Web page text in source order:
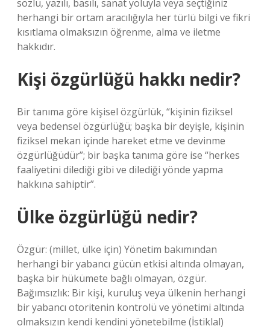
sözlü, yazılı, basılı, sanat yoluyla veya seçtiğiniz
herhangi bir ortam aracılığıyla her türlü bilgi ve fikri
kısıtlama olmaksızın öğrenme, alma ve iletme
hakkıdır.
Kişi özgürlüğü hakkı nedir?
Bir tanıma göre kişisel özgürlük, “kişinin fiziksel
veya bedensel özgürlüğü; başka bir deyişle, kişinin
fiziksel mekan içinde hareket etme ve devinme
özgürlüğüdür”; bir başka tanıma göre ise “herkes
faaliyetini dilediği gibi ve dilediği yönde yapma
hakkına sahiptir”.
Ülke özgürlüğü nedir?
Özgür: (millet, ülke için) Yönetim bakımından
herhangi bir yabancı gücün etkisi altında olmayan,
başka bir hükümete bağlı olmayan, özgür.
Bağımsızlık: Bir kişi, kuruluş veya ülkenin herhangi
bir yabancı otoritenin kontrolü ve yönetimi altında
olmaksızın kendi kendini yönetebilme (İstiklal)